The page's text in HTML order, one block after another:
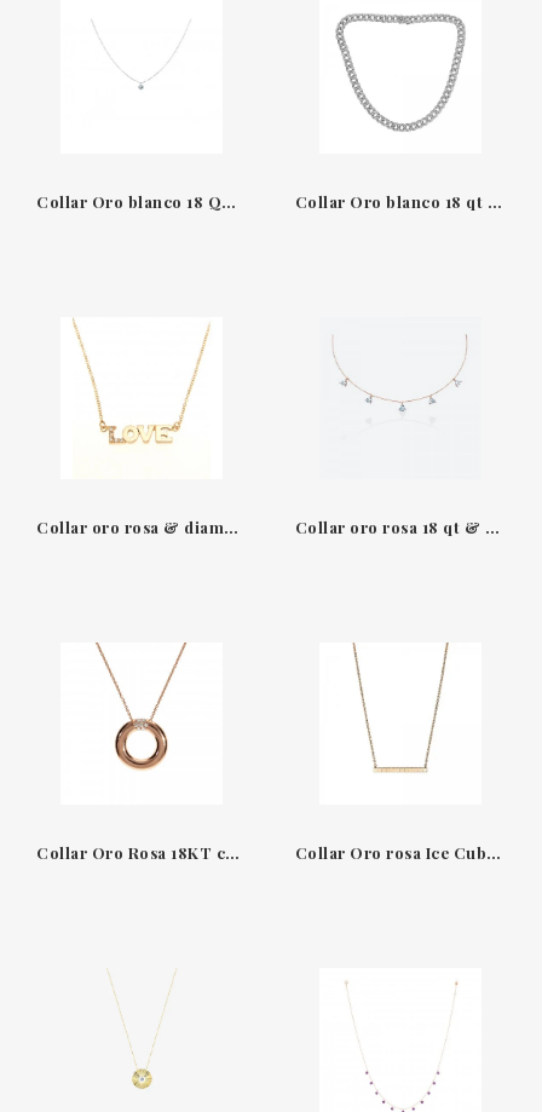
Collar Oro blanco 18 QT & Diamante Solitario 360º La Brune & La Blonde Collar Oro blanco 18 qt & Diamantes Leopizzo 28136B
Collar oro rosa & diamantes Love Suïssa Joiers Collar oro rosa 18 qt & topacio Blue Masai Multi Gold & Roses
Collar Oro Rosa 18KT con Diamantes 0.09CT Leo Pizzo Collar Oro rosa Ice Cube Chopard